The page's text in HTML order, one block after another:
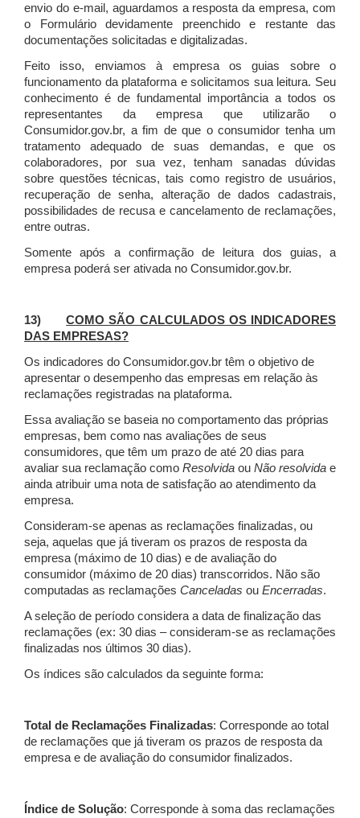
envio do e-mail, aguardamos a resposta da empresa, com
o Formulário devidamente preenchido e restante das
documentações solicitadas e digitalizadas.
Feito isso, enviamos à empresa os guias sobre o
funcionamento da plataforma e solicitamos sua leitura. Seu
conhecimento é de fundamental importância a todos os
representantes da empresa que utilizarão o
Consumidor.gov.br, a fim de que o consumidor tenha um
tratamento adequado de suas demandas, e que os
colaboradores, por sua vez, tenham sanadas dúvidas
sobre questões técnicas, tais como registro de usuários,
recuperação de senha, alteração de dados cadastrais,
possibilidades de recusa e cancelamento de reclamações,
entre outras.
Somente após a confirmação de leitura dos guias, a
empresa poderá ser ativada no Consumidor.gov.br.
13)COMO SÃO CALCULADOS OS INDICADORES
DAS EMPRESAS?
Os indicadores do Consumidor.gov.br têm o objetivo de
apresentar o desempenho das empresas em relação às
reclamações registradas na plataforma.
Essa avaliação se baseia no comportamento das próprias
empresas, bem como nas avaliações de seus
consumidores, que têm um prazo de até 20 dias para
avaliar sua reclamação como Resolvida ou Não resolvida e
ainda atribuir uma nota de satisfação ao atendimento da
empresa.
Consideram-se apenas as reclamações finalizadas, ou
seja, aquelas que já tiveram os prazos de resposta da
empresa (máximo de 10 dias) e de avaliação do
consumidor (máximo de 20 dias) transcorridos. Não são
computadas as reclamações Canceladas ou Encerradas.
A seleção de período considera a data de finalização das
reclamações (ex: 30 dias – consideram-se as reclamações
finalizadas nos últimos 30 dias).
Os índices são calculados da seguinte forma:
Total de Reclamações Finalizadas: Corresponde ao total
de reclamações que já tiveram os prazos de resposta da
empresa e de avaliação do consumidor finalizados.
Índice de Solução: Corresponde à soma das reclamações